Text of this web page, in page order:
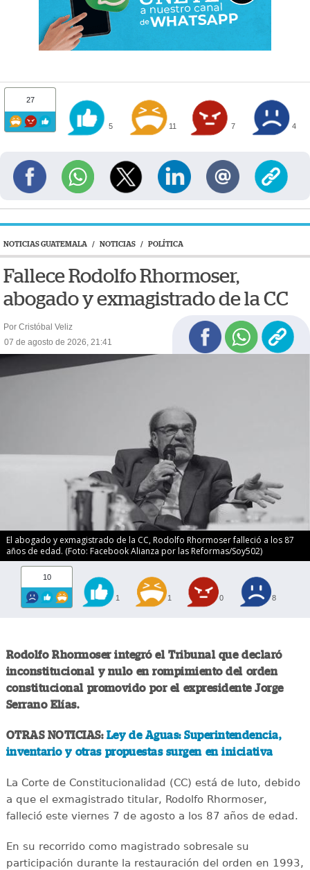
27
5 11 7 4
NOTICIAS GUATEMALA / NOTICIAS / POLÍTICA
Fallece Rodolfo Rhormoser,
abogado y exmagistrado de la CC
Por Cristóbal Veliz
07 de agosto de 2026, 21:41
El abogado y exmagistrado de la CC, Rodolfo Rhormoser falleció a los 87
años de edad. (Foto: Facebook Alianza por las Reformas/Soy502)
10
1 1 0 8
Rodolfo Rhormoser integró el Tribunal que declaró
inconstitucional y nulo en rompimiento del orden
constitucional promovido por el expresidente Jorge
Serrano Elías.
OTRAS NOTICIAS: Ley de Aguas: Superintendencia,
inventario y otras propuestas surgen en iniciativa
La Corte de Constitucionalidad (CC) está de luto, debido
a que el exmagistrado titular, Rodolfo Rhormoser,
falleció este viernes 7 de agosto a los 87 años de edad.
En su recorrido como magistrado sobresale su
participación durante la restauración del orden en 1993,